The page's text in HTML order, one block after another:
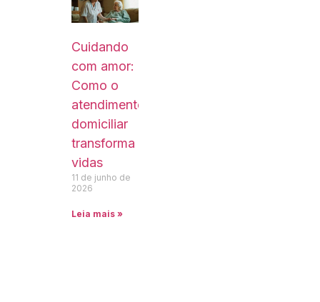
Cuidando
com amor:
Como o
atendimento
domiciliar
transforma
vidas
11 de junho de
2026
Leia mais »